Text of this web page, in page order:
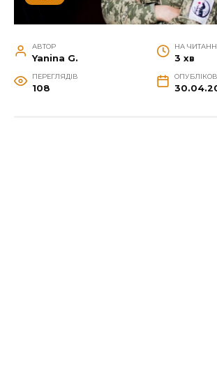
АВТОР
Yanina G.
НА
3 хв
ПЕРЕГЛЯДІВ
108